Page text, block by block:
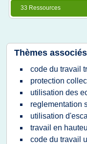
33 Ressources
Thèmes associés
code du travail
protection
utilisation des
reglementation
utilisation
travail en
code du travail